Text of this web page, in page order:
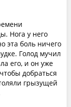
Нога у него
эта боль ничего
Голод мучил
его, и он уже
добраться
грызущей